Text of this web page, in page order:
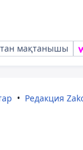
мақтанышы
Редакция